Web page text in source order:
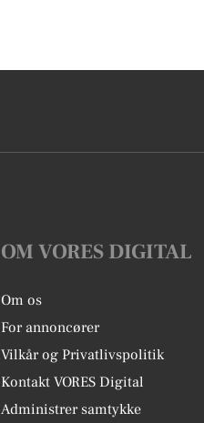
OM VORES DIGITAL
Om os
For annoncører
Vilkår og Privatlivspolitik
Kontakt VORES Digital
Administrer samtykke